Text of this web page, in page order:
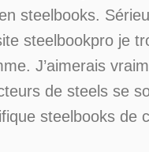
steelbooks.
steelbookpro je
J’aimerais
de steels se
steelbooks de